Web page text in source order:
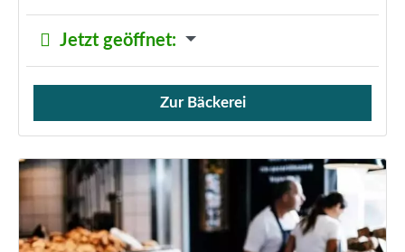
Jetzt geöffnet:
Verkauf von Brötchen,
Zur Bäckerei